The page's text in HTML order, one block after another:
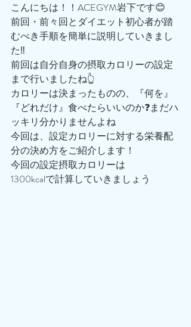
こんにちは！！ACEGYM岩下です😊
前回・前々回とダイエット初心者が踏
むべき手順を簡単に説明していきまし
た‼️
前回は自分自身の摂取カロリーの設定
まで行いましたね👆
カロリーは決まったものの、『何を』
『どれだけ』食べたらいいのか❓まだハ
ッキリ分かりませんよね
今回は、設定カロリーに対する栄養配
分の決め方をご紹介します！
今回の設定摂取カロリーは
1300kcalで計算していきましょう